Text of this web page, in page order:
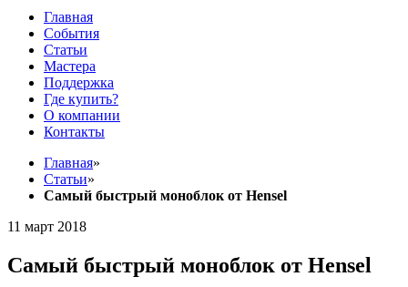
Главная
События
Статьи
Мастера
Поддержка
Где купить?
О компании
Контакты
Главная»
Статьи»
Самый быстрый моноблок от Hensel
11 март 2018
Самый быстрый моноблок от Hensel